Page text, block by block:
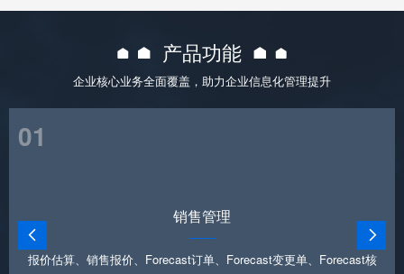
产品功能
企业核心业务全面覆盖，助力企业信息化管理提升
01
销售管理
报价估算、销售报价、Forecast订单、Forecast变更单、Forecast核
 